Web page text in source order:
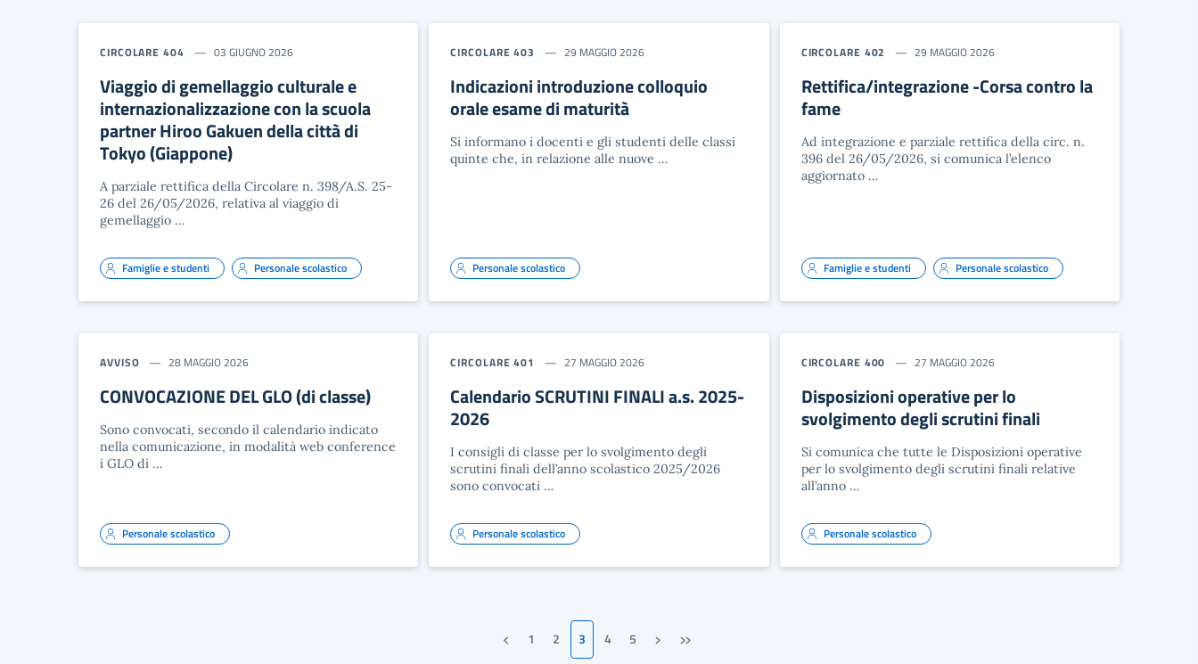
CIRCOLARE 404 03 GIUGNO 2026
Viaggio di gemellaggio culturale e
internazionalizzazione con la scuola
partner Hiroo Gakuen della città di
Tokyo (Giappone)
A parziale rettifica della Circolare n. 398/A.S. 25-
26 del 26/05/2026, relativa al viaggio di
gemellaggio …
Famiglie e studenti Personale scolastico
CIRCOLARE 403 29 MAGGIO 2026
Indicazioni introduzione colloquio
orale esame di maturità
Si informano i docenti e gli studenti delle classi
quinte che, in relazione alle nuove …
Personale scolastico
CIRCOLARE 402 29 MAGGIO 2026
Rettifica/integrazione -Corsa contro la
fame
Ad integrazione e parziale rettifica della circ. n.
396 del 26/05/2026, si comunica l’elenco
aggiornato …
Famiglie e studenti Personale scolastico
AVVISO 28 MAGGIO 2026
CONVOCAZIONE DEL GLO (di classe)
Sono convocati, secondo il calendario indicato
nella comunicazione, in modalità web conference
i GLO di …
Personale scolastico
CIRCOLARE 401 27 MAGGIO 2026
Calendario SCRUTINI FINALI a.s. 2025-
2026
I consigli di classe per lo svolgimento degli
scrutini finali dell’anno scolastico 2025/2026
sono convocati …
Personale scolastico
CIRCOLARE 400 27 MAGGIO 2026
Disposizioni operative per lo
svolgimento degli scrutini finali
Si comunica che tutte le Disposizioni operative
per lo svolgimento degli scrutini finali relative
all’anno …
Personale scolastico
‹Pagina precedente
1 2 3 4 5 Pagina successiva
› Ultima pagina
»